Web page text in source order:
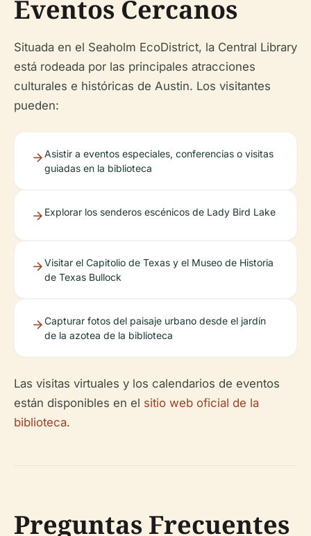
Eventos Cercanos
Situada en el Seaholm EcoDistrict, la Central Library
está rodeada por las principales atracciones
culturales e históricas de Austin. Los visitantes
pueden:
Asistir a eventos especiales, conferencias o visitas
guiadas en la biblioteca
Explorar los senderos escénicos de Lady Bird Lake
Visitar el Capitolio de Texas y el Museo de Historia
de Texas Bullock
Capturar fotos del paisaje urbano desde el jardín
de la azotea de la biblioteca
Las visitas virtuales y los calendarios de eventos
están disponibles en el sitio web oficial de la
biblioteca.
Preguntas Frecuentes